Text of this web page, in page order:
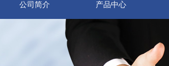
公司简介 产品中心